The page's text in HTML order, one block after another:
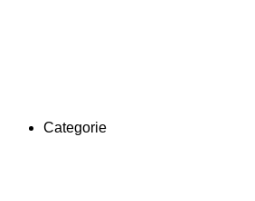
Categorie